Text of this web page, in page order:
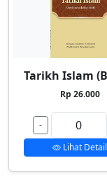
Rp 26.000
-
Lihat Detail